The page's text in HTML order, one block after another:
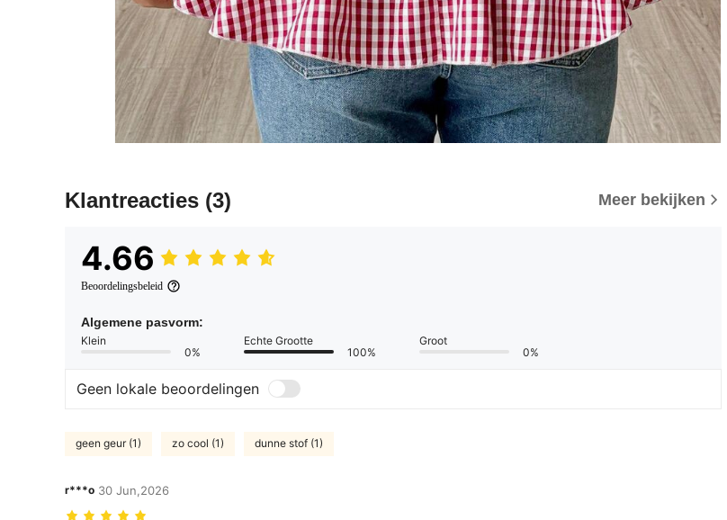
Klantreacties (3) Meer bekijken
4.66
Beoordelingsbeleid
Algemene pasvorm:
Klein
0%
Echte Grootte
100%
Groot
0%
Geen lokale beoordelingen
geen geur (1) zo cool (1) dunne stof (1)
r***o 30 Jun,2026